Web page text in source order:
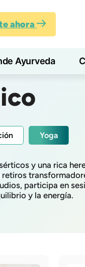
ahora
Ayurveda
Yoga
y una rica
participa en
y la energía.